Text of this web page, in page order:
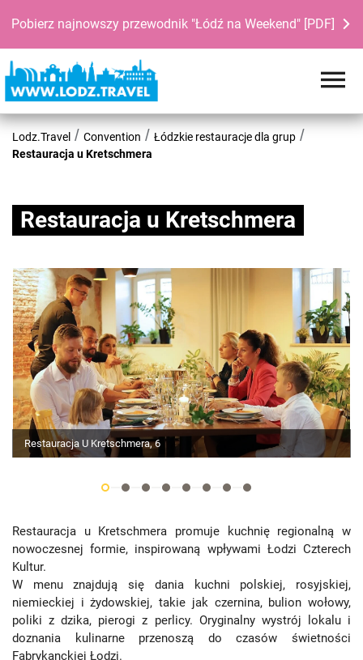
Pobierz najnowszy przewodnik "Łódź na Weekend" [PDF]
Lodz.Travel Convention
Łódzkie restauracje dla grup
Restauracja u Kretschmera
Restauracja u Kretschmera
Restauracja U Kretschmera, 6
Restauracja u Kretschmera promuje kuchnię regionalną w
nowoczesnej formie, inspirowaną wpływami Łodzi Czterech
Kultur.
W menu znajdują się dania kuchni polskiej, rosyjskiej,
niemieckiej i żydowskiej, takie jak czernina, bulion wołowy,
poliki z dzika, pierogi z perlicy. Oryginalny wystrój lokalu i
doznania kulinarne przenoszą do czasów świetności
Fabrykanckiej Łodzi.